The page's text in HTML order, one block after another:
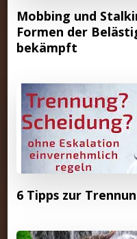
Mobbing und
Formen der
bekämpft
6 Tipps zur